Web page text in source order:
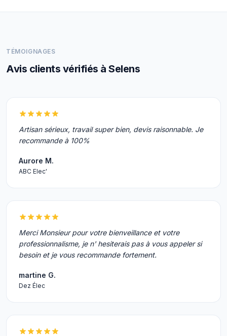
TÉMOIGNAGES
Avis clients vérifiés à Selens
Artisan sérieux, travail super bien, devis raisonnable. Je
recommande à 100%
Aurore M.
ABC Elec'
Merci Monsieur pour votre bienveillance et votre
professionnalisme, je n' hesiterais pas à vous appeler si
besoin et je vous recommande fortement.
martine G.
Dez Élec